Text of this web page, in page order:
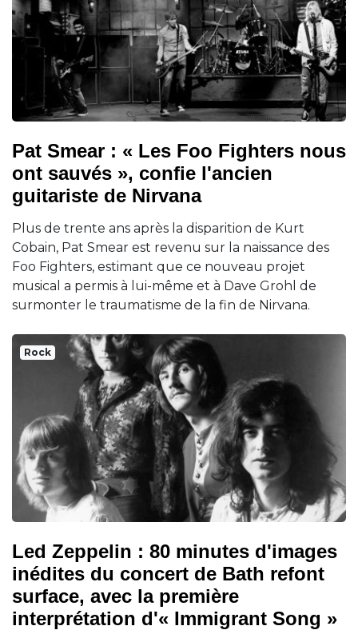
Pat Smear : « Les Foo Fighters nous
ont sauvés », confie l'ancien
guitariste de Nirvana
Plus de trente ans après la disparition de Kurt
Cobain, Pat Smear est revenu sur la naissance des
Foo Fighters, estimant que ce nouveau projet
musical a permis à lui-même et à Dave Grohl de
surmonter le traumatisme de la fin de Nirvana.
Rock
Led Zeppelin : 80 minutes d'images
inédites du concert de Bath refont
surface, avec la première
interprétation d'« Immigrant Song »